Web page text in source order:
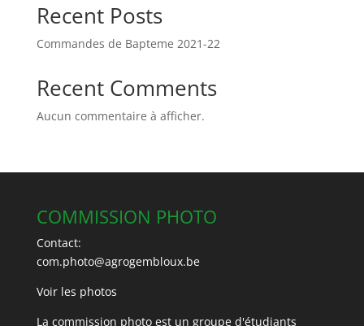
Recent Posts
Commandes de Bapteme 2021-22
Recent Comments
Aucun commentaire à afficher.
COMMISSION PHOTO
Contact:
com.photo@agrogembloux.be
Voir les photos
La commission photo est un groupe d'étudiants